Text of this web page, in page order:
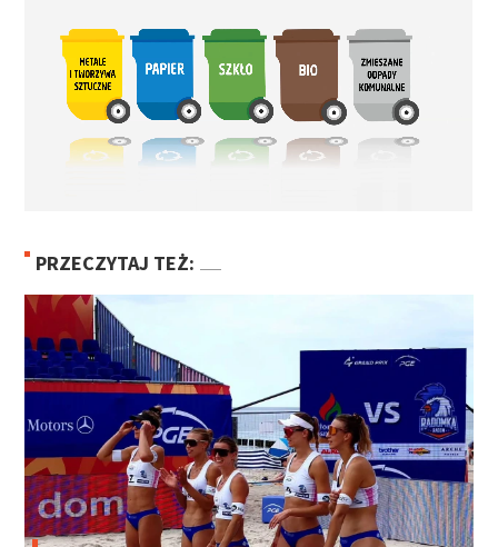
PRZECZYTAJ TEŻ: